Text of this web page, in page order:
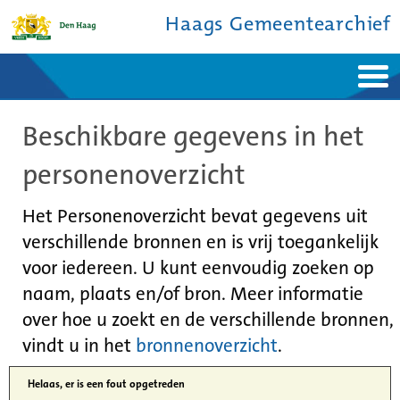
Haags Gemeentearchief
Ontdek de stad
De studiezaal
Bronnen en collecties
Contact
Beschikbare gegevens in het
personenoverzicht
Het Personenoverzicht bevat gegevens uit
verschillende bronnen en is vrij toegankelijk
voor iedereen. U kunt eenvoudig zoeken op
naam, plaats en/of bron. Meer informatie
over hoe u zoekt en de verschillende bronnen,
vindt u in het bronnenoverzicht.
Helaas, er is een fout opgetreden